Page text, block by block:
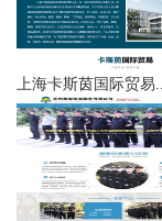
上海卡斯茵国际贸易...